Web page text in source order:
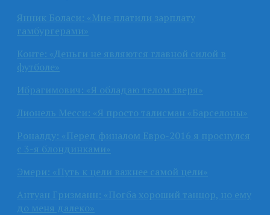
Янник Боласи: «Мне платили зарплату
гамбургерами»
Конте: «Деньги не являются главной силой в
футболе»
Ибрагимович: «Я обладаю телом зверя»
Лионель Месси: «Я просто талисман «Барселоны»
Роналду: «Перед финалом Евро-2016 я проснулся
с 3-я блондинками»
Эмери: «Путь к цели важнее самой цели»
Антуан Гризманн: «Погба хороший танцор, но ему
до меня далеко»